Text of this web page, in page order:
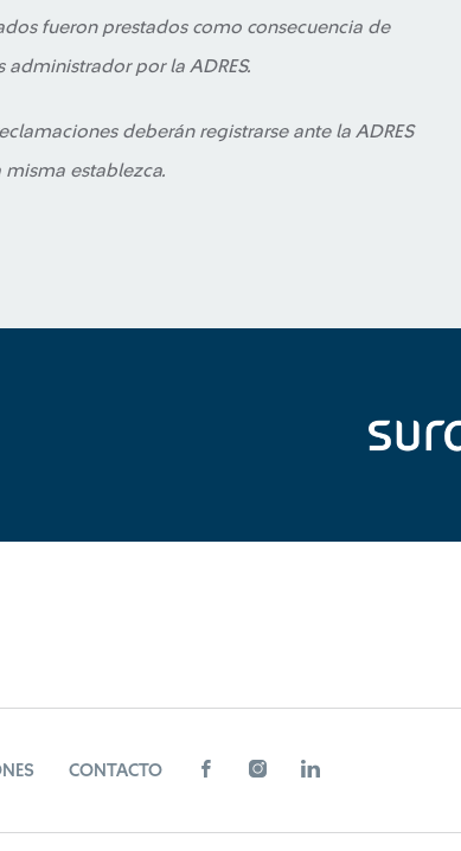
fueron prestados como consecuencia de
administrador por la ADRES.
deberán registrarse ante la ADRES
establezca.
CONTACTO